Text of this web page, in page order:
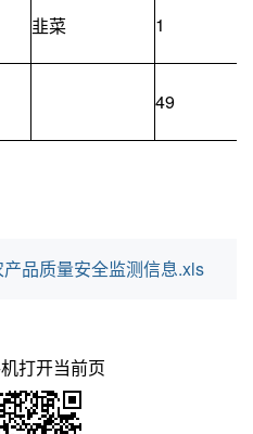
韭菜 1
49
品质量安全监测信息.xls
打开当前页